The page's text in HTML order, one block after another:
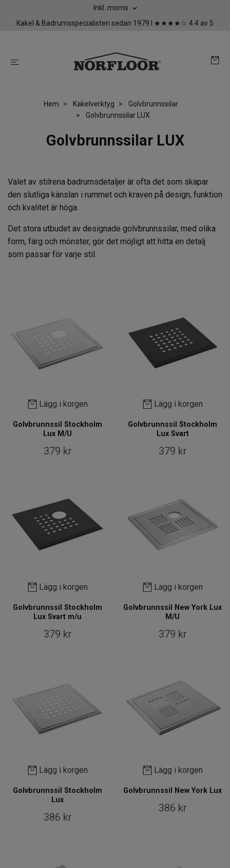
Inkl. moms
Kakel & Badrumsspecialisten sedan 1979 I ★★★★☆ 4.4 av 5
Hem Kakelverktyg
Golvbrunnssilar
Golvbrunnssilar LUX
Golvbrunnssilar LUX
Valet av stilrena badrumsdetaljer är ofta det som skapar
den slutliga känslan i rummet och kraven på design, funktion
och kvalitet är höga.
Det stora utbudet av designade golvbrunnssilar, med olika
form, färg och mönster, gör det möjligt att hitta en detalj
som passar för varje stil.
Lägg i korgen
Golvbrunnssil Stockholm
Lux M/U
379 kr
Lägg i korgen
Golvbrunnssil Stockholm
Lux Svart
379 kr
Lägg i korgen
Golvbrunnssil Stockholm
Lux Svart m/u
379 kr
Lägg i korgen
Golvbrunnssil New York Lux
M/U
379 kr
Lägg i korgen
Golvbrunnssil Stockholm
Lux
386 kr
Lägg i korgen
Golvbrunnssil New York Lux
386 kr